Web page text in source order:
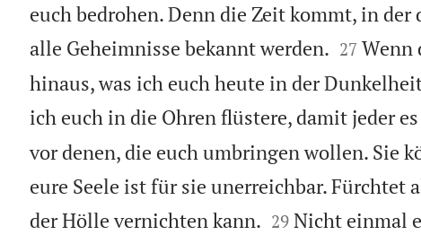
euch bedrohen. Denn die Zeit kommt, in
alle Geheimnisse bekannt werden.
27 Wenn
hinaus, was ich euch heute in der
ich euch in die Ohren flüstere, damit jeder
vor denen, die euch umbringen wollen. Sie
eure Seele ist für sie unerreichbar. Fürchtet
der Hölle vernichten kann.
29 Nicht einmal